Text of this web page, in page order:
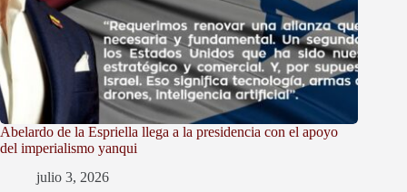
Abelardo de la Espriella llega a la presidencia con el apoyo
del imperialismo yanqui
julio 3, 2026